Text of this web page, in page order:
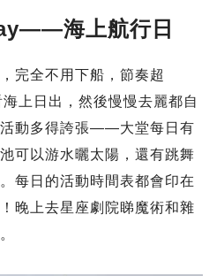
海上航行日
完全不用下船，節奏超
上日出，然後慢慢去麗都自
活動多得誇張——大堂每日有
可以游水曬太陽，還有跳舞
每日的活動時間表都會印在
晚上去星座劇院睇魔術和雜